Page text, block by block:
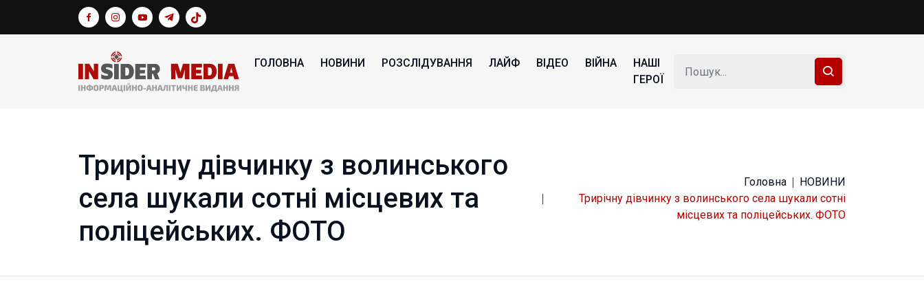
ГОЛОВНА НОВИНИ РОЗСЛІДУВАННЯ ЛАЙФ ВІДЕО ВІЙНА
НАШІ
ГЕРОЇ
Трирічну дівчинку з волинського
села шукали сотні місцевих та
поліцейських. ФОТО
Головна
НОВИНИ
Трирічну дівчинку з волинського села шукали сотні
місцевих та поліцейських. ФОТО